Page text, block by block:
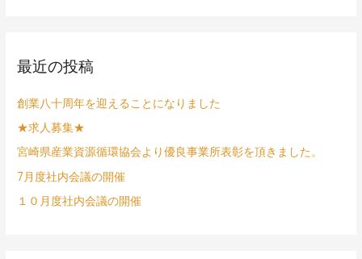
最近の投稿
創業八十周年を迎えることになりました
★求人募集★
宮崎県産業資源循環協会より優良事業所表彰を頂きました。
7月度社内会議の開催
１０月度社内会議の開催